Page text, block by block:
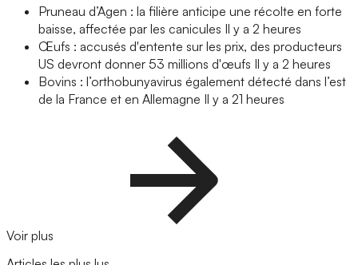
Pruneau d’Agen : la filière anticipe une récolte en forte
baisse, affectée par les canicules Il y a 2 heures
Œufs : accusés d'entente sur les prix, des producteurs
US devront donner 53 millions d'œufs Il y a 2 heures
Bovins : l’orthobunyavirus également détecté dans l’est
de la France et en Allemagne Il y a 21 heures
Voir plus